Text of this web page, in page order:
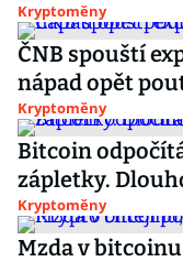
Kryptoměny
ČNB spouští
nápad opět
Kryptoměny
Bitcoin
zápletky.
Kryptoměny
Mzda v